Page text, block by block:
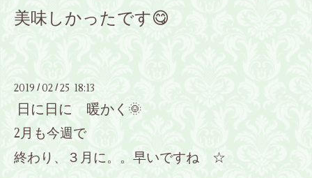
美味しかったです😋
2019 /02 /25 18:13
日に日に 暖かく🌞
2月も今週で
終わり、３月に。。早いですね ☆